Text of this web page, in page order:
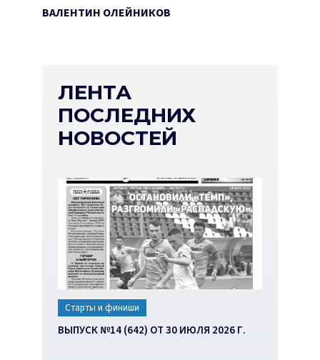
ВАЛЕНТИН ОЛЕЙНИКОВ
ЛЕНТА
ПОСЛЕДНИХ
НОВОСТЕЙ
Старты и финиши
ВЫПУСК №14 (642) ОТ 30 ИЮЛЯ 2026 Г.